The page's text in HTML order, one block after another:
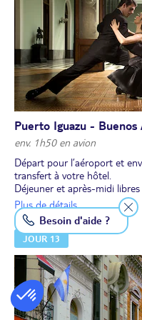
Dîner et nuit à l’hôtel.
Puerto Iguazu - Buenos
env. 1h50 en avion
Départ pour l’aéroport et
transfert à votre hôtel.
Déjeuner et après-midi
Dîner d’adieu dans un
d’un spectacle de tango.
Retour et nuit à l’hôtel.
Plus de détails
JOUR 13
Besoin d'aide ?